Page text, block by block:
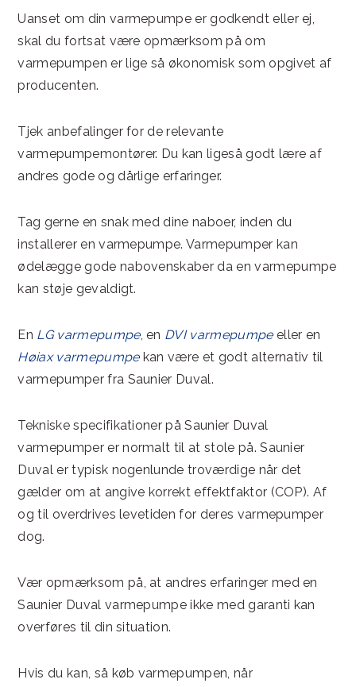
Uanset om din varmepumpe er godkendt eller ej,
skal du fortsat være opmærksom på om
varmepumpen er lige så økonomisk som opgivet af
producenten.
Tjek anbefalinger for de relevante
varmepumpemontører. Du kan ligeså godt lære af
andres gode og dårlige erfaringer.
Tag gerne en snak med dine naboer, inden du
installerer en varmepumpe. Varmepumper kan
ødelægge gode nabovenskaber da en varmepumpe
kan støje gevaldigt.
En LG varmepumpe, en DVI varmepumpeeller en
Høiax varmepumpekan være et godt alternativ til
varmepumper fra Saunier Duval.
Tekniske specifikationer på Saunier Duval
varmepumper er normalt til at stole på. Saunier
Duval er typisk nogenlunde troværdige når det
gælder om at angive korrekt effektfaktor (COP). Af
og til overdrives levetiden for deres varmepumper
dog.
Vær opmærksom på, at andres erfaringer med en
Saunier Duval varmepumpe ikke med garanti kan
overføres til din situation.
Hvis du kan, så køb varmepumpen, når